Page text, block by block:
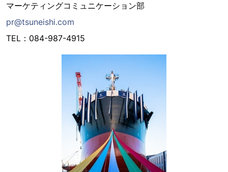
マーケティングコミュニケーション部
pr@tsuneishi.com
TEL：084-987-4915